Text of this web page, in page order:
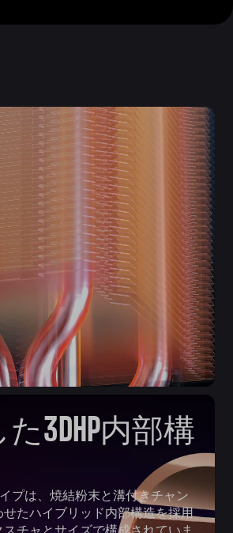
3DHP内部構
プは、焼結粉末と溝付きチャン
せたハイブリッド内部構造を採用
スチャとサイズで構成されていま